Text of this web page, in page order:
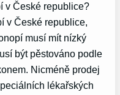
v České republice?
v České republice,
musí mít nízký
být pěstováno podle
Nicméně prodej
lékařských